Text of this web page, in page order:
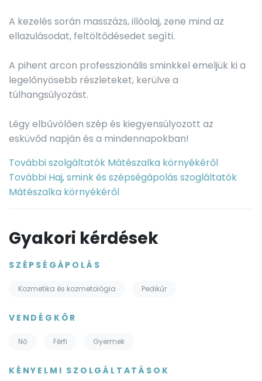
A kezelés során masszázs, illóolaj, zene mind az
ellazulásodat, feltöltődésedet segíti.
A pihent arcon professzionális sminkkel emeljük ki a
legelőnyösebb részleteket, kerülve a
túlhangsúlyozást.
Légy elbűvölően szép és kiegyensúlyozott az
esküvőd napján és a mindennapokban!
További szolgáltatók Mátészalka környékéről
További Haj, smink és szépségápolás szogláltatók
Mátészalka környékéről
Gyakori kérdések
SZÉPSÉGÁPOLÁS
Kozmetika és kozmetológia Pedikűr
VENDÉGKÖR
Nő Férfi Gyermek
KÉNYELMI SZOLGÁLTATÁSOK